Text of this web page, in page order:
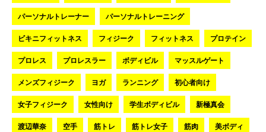
パーソナルトレーナー パーソナルトレーニング
ビキニフィットネス フィジーク フィットネス プロテイン
プロレス プロレスラー ボディビル マッスルゲート
メンズフィジーク ヨガ ランニング 初心者向け
女子フィジーク 女性向け 学生ボディビル 新極真会
渡辺華奈 空手 筋トレ 筋トレ女子 筋肉 美ボディ